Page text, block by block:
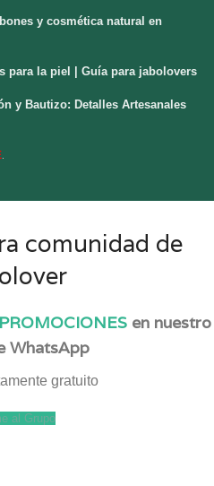
y cosmética natural en
para la piel | Guía para jabolovers
y Bautizo: Detalles Artesanales
comunidad de
PROMOCIONES en nuestro
WhatsApp
gratuito
al Grupo